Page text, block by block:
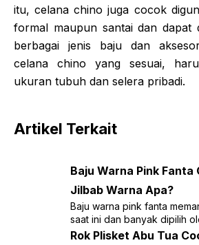
itu, celana chino juga cocok
formal maupun santai dan dapat
berbagai jenis baju dan
celana chino yang sesuai,
ukuran tubuh dan selera pribadi.
Artikel Terkait
Baju Warna Pink Fanta
Jilbab Warna Apa?
Baju warna pink fanta
saat ini dan banyak dipilih
Rok Plisket Abu Tua